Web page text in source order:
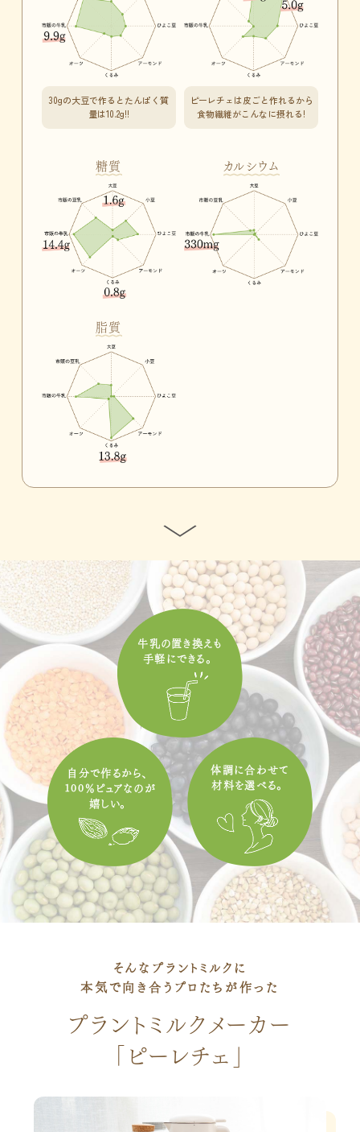
30gの大豆で作るとたんぱく質
量は10.2g!!
ピーレチェは皮ごと作れるから
食物繊維がこんなに摂れる!
糖質 カルシウム
脂質
牛乳の置き換えも
手軽にできる。
自分で作るから、
100％ピュアなのが
嬉しい。
体調に合わせて
材料を選べる。
そんなプラントミルクに
本気で向き合うプロたちが作った
プラントミルクメーカー
「ピーレチェ」